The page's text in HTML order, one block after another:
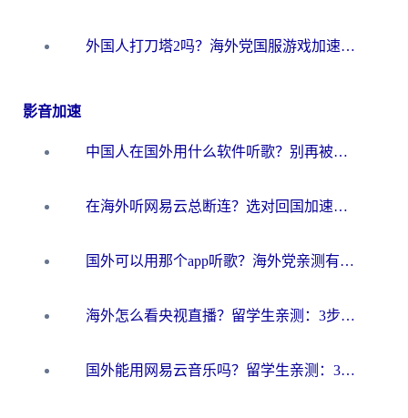
外国人打刀塔2吗？海外党国服游戏加速避坑全攻略
影音加速
中国人在国外用什么软件听歌？别再被地域限制卡脖子，这篇教你轻松解锁国内音乐库
在海外听网易云总断连？选对回国加速器，告别地区限制和卡顿
国外可以用那个app听歌？海外党亲测有效的回国加速方案，轻松听国内音乐听书
海外怎么看央视直播？留学生亲测：3步解决版权限制+追剧自由
国外能用网易云音乐吗？留学生亲测：3步解决海外听歌难题